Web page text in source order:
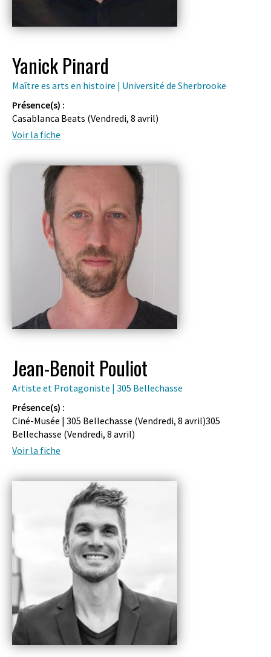
Yanick Pinard
Maître es arts en histoire | Université de Sherbrooke
Présence(s) :
Casablanca Beats (Vendredi, 8 avril)
Voir la fiche
Jean-Benoit Pouliot
Artiste et Protagoniste | 305 Bellechasse
Présence(s) :
Ciné-Musée | 305 Bellechasse (Vendredi, 8 avril)305
Bellechasse (Vendredi, 8 avril)
Voir la fiche